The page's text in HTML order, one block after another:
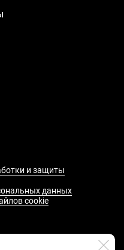
и защиты
данных
cookie